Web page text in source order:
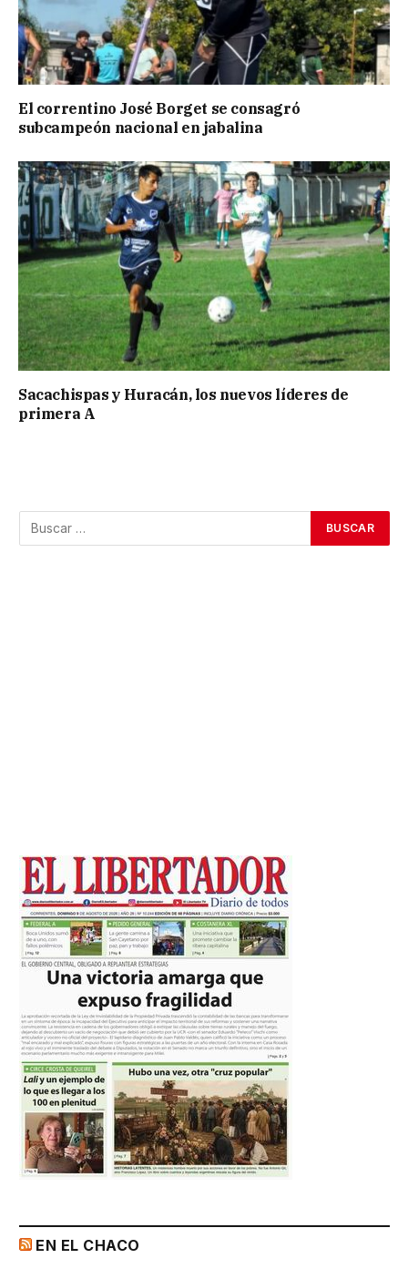
El correntino José Borget se consagró
subcampeón nacional en jabalina
Sacachispas y Huracán, los nuevos líderes de
primera A
EN EL CHACO